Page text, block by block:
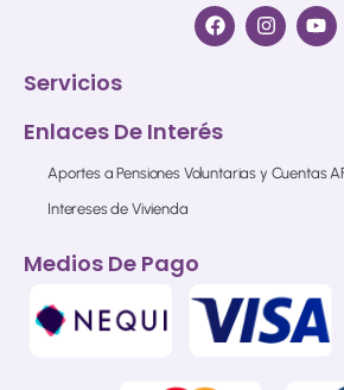
Servicios
Enlaces De Interés
Aportes a Pensiones Voluntarias y Cuentas
Intereses de Vivienda
Medios De Pago